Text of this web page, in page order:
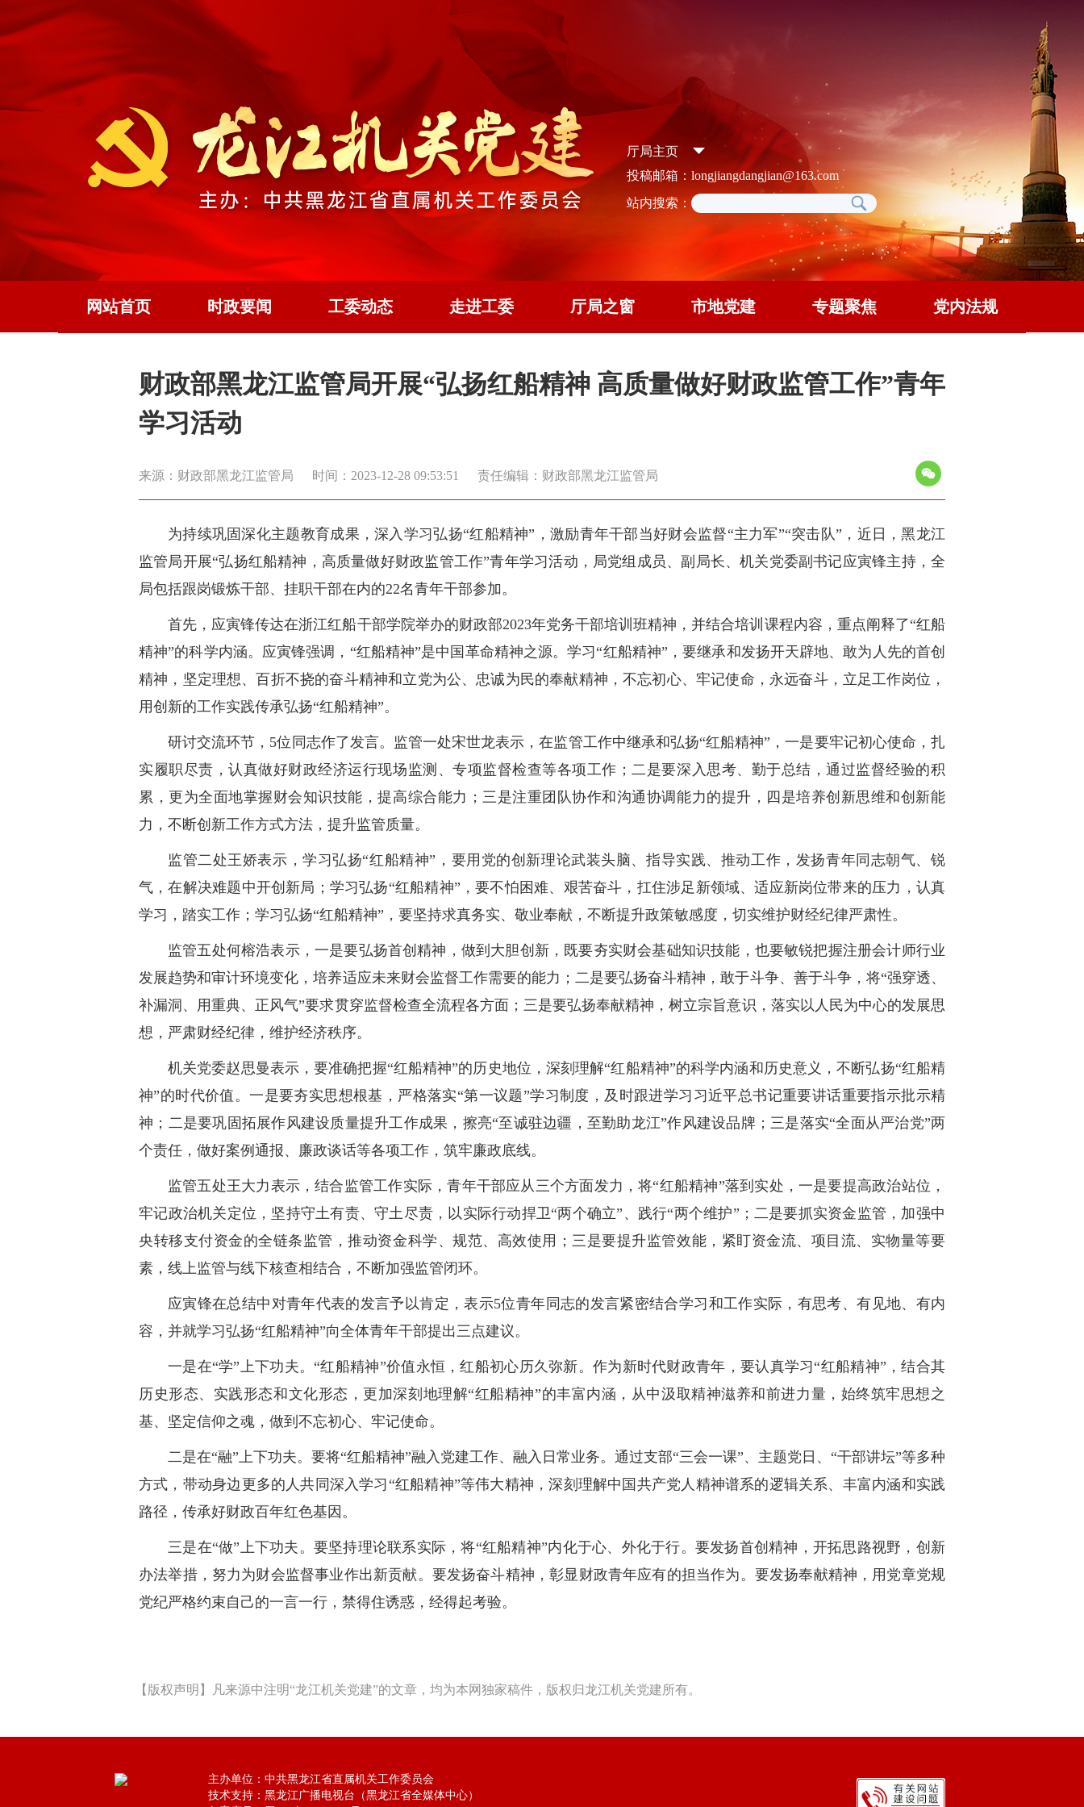
厅局主页
投稿邮箱：longjiangdangjian@163.com
站内搜索：
网站首页 时政要闻 工委动态 走进工委 厅局之窗 市地党建 专题聚焦 党内法规
财政部黑龙江监管局开展“弘扬红船精神 高质量做好财政监管工作”青年
学习活动
来源：财政部黑龙江监管局 时间：2023-12-28 09:53:51 责任编辑：财政部黑龙江监管局
为持续巩固深化主题教育成果，深入学习弘扬“红船精神”，激励青年干部当好财会监督“主力军”“突击队”，近日，黑龙江
监管局开展“弘扬红船精神，高质量做好财政监管工作”青年学习活动，局党组成员、副局长、机关党委副书记应寅锋主持，全
局包括跟岗锻炼干部、挂职干部在内的22名青年干部参加。
首先，应寅锋传达在浙江红船干部学院举办的财政部2023年党务干部培训班精神，并结合培训课程内容，重点阐释了“红船
精神”的科学内涵。应寅锋强调，“红船精神”是中国革命精神之源。学习“红船精神”，要继承和发扬开天辟地、敢为人先的首创
精神，坚定理想、百折不挠的奋斗精神和立党为公、忠诚为民的奉献精神，不忘初心、牢记使命，永远奋斗，立足工作岗位，
用创新的工作实践传承弘扬“红船精神”。
研讨交流环节，5位同志作了发言。监管一处宋世龙表示，在监管工作中继承和弘扬“红船精神”，一是要牢记初心使命，扎
实履职尽责，认真做好财政经济运行现场监测、专项监督检查等各项工作；二是要深入思考、勤于总结，通过监督经验的积
累，更为全面地掌握财会知识技能，提高综合能力；三是注重团队协作和沟通协调能力的提升，四是培养创新思维和创新能
力，不断创新工作方式方法，提升监管质量。
监管二处王娇表示，学习弘扬“红船精神”，要用党的创新理论武装头脑、指导实践、推动工作，发扬青年同志朝气、锐
气，在解决难题中开创新局；学习弘扬“红船精神”，要不怕困难、艰苦奋斗，扛住涉足新领域、适应新岗位带来的压力，认真
学习，踏实工作；学习弘扬“红船精神”，要坚持求真务实、敬业奉献，不断提升政策敏感度，切实维护财经纪律严肃性。
监管五处何榕浩表示，一是要弘扬首创精神，做到大胆创新，既要夯实财会基础知识技能，也要敏锐把握注册会计师行业
发展趋势和审计环境变化，培养适应未来财会监督工作需要的能力；二是要弘扬奋斗精神，敢于斗争、善于斗争，将“强穿透、
补漏洞、用重典、正风气”要求贯穿监督检查全流程各方面；三是要弘扬奉献精神，树立宗旨意识，落实以人民为中心的发展思
想，严肃财经纪律，维护经济秩序。
机关党委赵思曼表示，要准确把握“红船精神”的历史地位，深刻理解“红船精神”的科学内涵和历史意义，不断弘扬“红船精
神”的时代价值。一是要夯实思想根基，严格落实“第一议题”学习制度，及时跟进学习习近平总书记重要讲话重要指示批示精
神；二是要巩固拓展作风建设质量提升工作成果，擦亮“至诚驻边疆，至勤助龙江”作风建设品牌；三是落实“全面从严治党”两
个责任，做好案例通报、廉政谈话等各项工作，筑牢廉政底线。
监管五处王大力表示，结合监管工作实际，青年干部应从三个方面发力，将“红船精神”落到实处，一是要提高政治站位，
牢记政治机关定位，坚持守土有责、守土尽责，以实际行动捍卫“两个确立”、践行“两个维护”；二是要抓实资金监管，加强中
央转移支付资金的全链条监管，推动资金科学、规范、高效使用；三是要提升监管效能，紧盯资金流、项目流、实物量等要
素，线上监管与线下核查相结合，不断加强监管闭环。
应寅锋在总结中对青年代表的发言予以肯定，表示5位青年同志的发言紧密结合学习和工作实际，有思考、有见地、有内
容，并就学习弘扬“红船精神”向全体青年干部提出三点建议。
一是在“学”上下功夫。“红船精神”价值永恒，红船初心历久弥新。作为新时代财政青年，要认真学习“红船精神”，结合其
历史形态、实践形态和文化形态，更加深刻地理解“红船精神”的丰富内涵，从中汲取精神滋养和前进力量，始终筑牢思想之
基、坚定信仰之魂，做到不忘初心、牢记使命。
二是在“融”上下功夫。要将“红船精神”融入党建工作、融入日常业务。通过支部“三会一课”、主题党日、“干部讲坛”等多种
方式，带动身边更多的人共同深入学习“红船精神”等伟大精神，深刻理解中国共产党人精神谱系的逻辑关系、丰富内涵和实践
路径，传承好财政百年红色基因。
三是在“做”上下功夫。要坚持理论联系实际，将“红船精神”内化于心、外化于行。要发扬首创精神，开拓思路视野，创新
办法举措，努力为财会监督事业作出新贡献。要发扬奋斗精神，彰显财政青年应有的担当作为。要发扬奉献精神，用党章党规
党纪严格约束自己的一言一行，禁得住诱惑，经得起考验。
【版权声明】凡来源中注明“龙江机关党建”的文章，均为本网独家稿件，版权归龙江机关党建所有。
主办单位：中共黑龙江省直属机关工作委员会
技术支持：黑龙江广播电视台（黑龙江省全媒体中心）